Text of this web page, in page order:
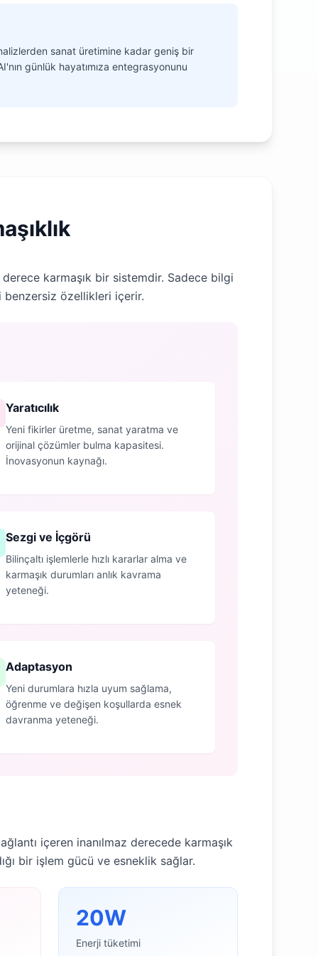
sanat üretimine kadar geniş bir
günlük hayatımıza entegrasyonunu
karmaşık bir sistemdir. Sadece bilgi
benzersiz özellikleri içerir.
Yaratıcılık
Yeni fikirler üretme, sanat yaratma ve
orijinal çözümler bulma kapasitesi.
İnovasyonun kaynağı.
Sezgi ve İçgörü
Bilinçaltı işlemlerle hızlı kararlar alma ve
karmaşık durumları anlık kavrama
yeteneği.
Adaptasyon
Yeni durumlara hızla uyum sağlama,
öğrenme ve değişen koşullarda esnek
davranma yeteneği.
içeren inanılmaz derecede karmaşık
bir işlem gücü ve esneklik sağlar.
20W
Enerji tüketimi